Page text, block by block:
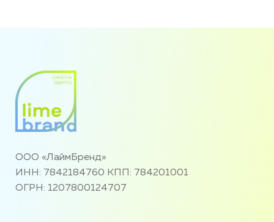
ООО «ЛаймБренд»
ИНН: 7842184760 КПП: 784201001
ОГРН: 1207800124707